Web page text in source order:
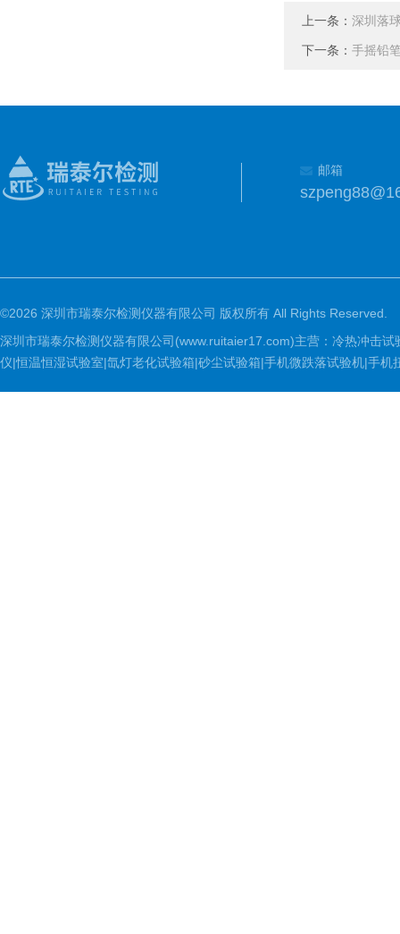
上一条： 深圳落
下一条： 手摇铅
邮箱
©2026 深圳市瑞泰尔检测仪器有限公司 版权所有 All Rights Reserved.
深圳市瑞泰尔检测仪器有限公司(www.ruitaier17.com)主营：冷热冲击
仪|恒温恒湿试验室|氙灯老化试验箱|砂尘试验箱|手机微跌落试验机|手机